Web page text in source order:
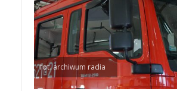
fot. archiwum radia